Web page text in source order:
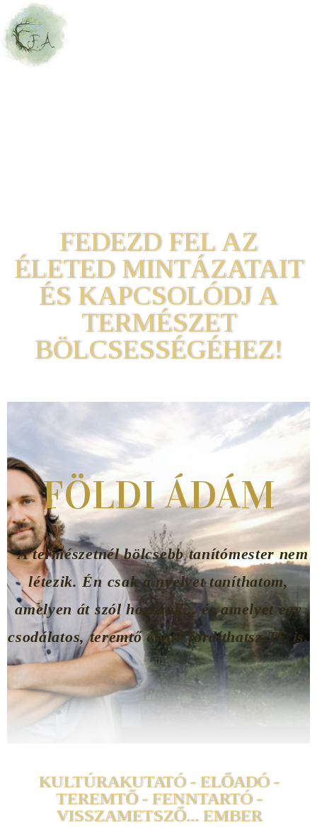
FEDEZD FEL AZ
ÉLETED MINTÁZATAIT
ÉS KAPCSOLÓDJ A
TERMÉSZET
BÖLCSESSÉGÉHEZ!
FÖLDI ÁDÁM
"A természetnél bölcsebb tanítómester nem
létezik. Én csak a nyelvet taníthatom,
amelyen át szól hozzánk... és amelyet egy
csodálatos, teremtő életté fordíthatsz TE is.
"
KULTÚRAKUTATÓ - ELŐADÓ -
TEREMTŐ - FENNTARTÓ -
VISSZAMETSZŐ... EMBER